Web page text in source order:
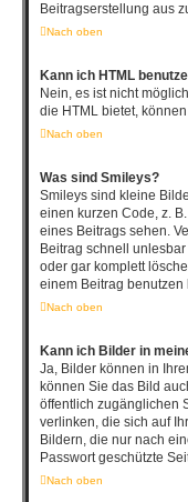
Beitragserstellung aus
Nach oben
Kann ich HTML
Nein, es ist nicht
die HTML bietet,
Nach oben
Was sind Smileys?
Smileys sind kleine
einen kurzen Code, z.
eines Beitrags sehen.
Beitrag schnell
oder gar komplett
einem Beitrag benutzen
Nach oben
Kann ich Bilder in
Ja, Bilder können in
können Sie das Bild
öffentlich zugänglichen
verlinken, die sich auf
Bildern, die nur nach
Passwort geschützte
Nach oben